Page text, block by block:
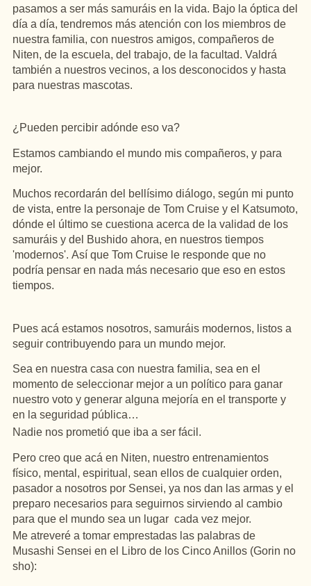
pasamos a ser más samuráis en la vida. Bajo la óptica del
día a día, tendremos más atención con los miembros de
nuestra familia, con nuestros amigos, compañeros de
Niten, de la escuela, del trabajo, de la facultad. Valdrá
también a nuestros vecinos, a los desconocidos y hasta
para nuestras mascotas.
¿Pueden percibir adónde eso va?
Estamos cambiando el mundo mis compañeros, y para
mejor.
Muchos recordarán del bellísimo diálogo, según mi punto
de vista, entre la personaje de Tom Cruise y el Katsumoto,
dónde el último se cuestiona acerca de la validad de los
samuráis y del Bushido ahora, en nuestros tiempos
'modernos'. Así que Tom Cruise le responde que no
podría pensar en nada más necesario que eso en estos
tiempos.
Pues acá estamos nosotros, samuráis modernos, listos a
seguir contribuyendo para un mundo mejor.
Sea en nuestra casa con nuestra familia, sea en el
momento de seleccionar mejor a un político para ganar
nuestro voto y generar alguna mejoría en el transporte y
en la seguridad pública…
Nadie nos prometió que iba a ser fácil.
Pero creo que acá en Niten, nuestro entrenamientos
físico, mental, espiritual, sean ellos de cualquier orden,
pasador a nosotros por Sensei, ya nos dan las armas y el
preparo necesarios para seguirnos sirviendo al cambio
para que el mundo sea un lugar cada vez mejor.
Me atreveré a tomar emprestadas las palabras de
Musashi Sensei en el Libro de los Cinco Anillos (Gorin no
sho):